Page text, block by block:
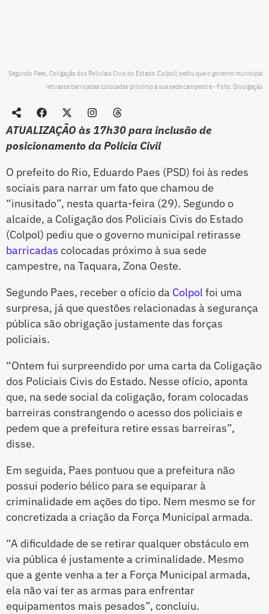
Segundo Paes, Coligação dos Policiais Civis do Estado (Colpol) pediu que o governo municipal
retirasse barricadas colocadas próximo à sua sede campestre - Foto: Divulgação
ATUALIZAÇÃO às 17h30 para inclusão de
posicionamento da Polícia Civil
O prefeito do Rio, Eduardo Paes (PSD) foi às redes
sociais para narrar um fato que chamou de
“inusitado”, nesta quarta-feira (29). Segundo o
alcaide, a Coligação dos Policiais Civis do Estado
(Colpol) pediu que o governo municipal retirasse
barricadas colocadas próximo à sua sede
campestre, na Taquara, Zona Oeste.
Segundo Paes, receber o ofício da Colpolfoi uma
surpresa, já que questões relacionadas à segurança
pública são obrigação justamente das forças
policiais.
“Ontem fui surpreendido por uma carta da Coligação
dos Policiais Civis do Estado. Nesse ofício, aponta
que, na sede social da coligação, foram colocadas
barreiras constrangendo o acesso dos policiais e
pedem que a prefeitura retire essas barreiras”,
disse.
Em seguida, Paes pontuou que a prefeitura não
possui poderio bélico para se equiparar à
criminalidade em ações do tipo. Nem mesmo se for
concretizada a criação da Força Municipal armada.
“A dificuldade de se retirar qualquer obstáculo em
via pública é justamente a criminalidade. Mesmo
que a gente venha a ter a Força Municipal armada,
ela não vai ter as armas para enfrentar
equipamentos mais pesados”, concluiu.